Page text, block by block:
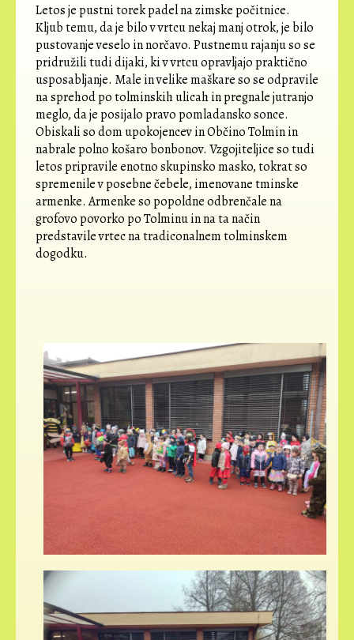
Letos je pustni torek padel na zimske počitnice.
Kljub temu, da je bilo v vrtcu nekaj manj otrok, je bilo
pustovanje veselo in norčavo. Pustnemu rajanju so se
pridružili tudi dijaki, ki v vrtcu opravljajo praktično
usposabljanje. Male in velike maškare so se odpravile
na sprehod po tolminskih ulicah in pregnale jutranjo
meglo, da je posijalo pravo pomladansko sonce.
Obiskali so dom upokojencev in Občino Tolmin in
nabrale polno košaro bonbonov. Vzgojiteljice so tudi
letos pripravile enotno skupinsko masko, tokrat so
spremenile v posebne čebele, imenovane tminske
armenke. Armenke so popoldne odbrenčale na
grofovo povorko po Tolminu in na ta način
predstavile vrtec na tradiconalnem tolminskem
dogodku.